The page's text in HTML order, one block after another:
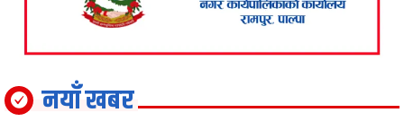
नयाँ खबर